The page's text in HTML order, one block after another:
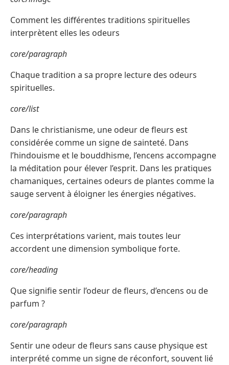
Comment les différentes traditions spirituelles
interprètent elles les odeurs
core/paragraph
Chaque tradition a sa propre lecture des odeurs
spirituelles.
core/list
Dans le christianisme, une odeur de fleurs est
considérée comme un signe de sainteté. Dans
l’hindouisme et le bouddhisme, l’encens accompagne
la méditation pour élever l’esprit. Dans les pratiques
chamaniques, certaines odeurs de plantes comme la
sauge servent à éloigner les énergies négatives.
core/paragraph
Ces interprétations varient, mais toutes leur
accordent une dimension symbolique forte.
core/heading
Que signifie sentir l’odeur de fleurs, d’encens ou de
parfum ?
core/paragraph
Sentir une odeur de fleurs sans cause physique est
interprété comme un signe de réconfort, souvent lié